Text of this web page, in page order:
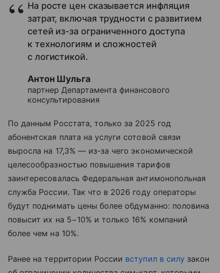
На росте цен сказывается инфляция
затрат, включая трудности с развитием
сетей из-за ограниченного доступа
к технологиям и сложностей
с логистикой.
Антон Шульга
партнер Департамента финансового
консультирования
По данным Росстата, только за 2025 год
абонентская плата на услуги сотовой связи
выросла на 17,3% — из-за чего экономической
целесообразностью повышения тарифов
заинтересовалась Федеральная антимонопольная
служба России. Так что в 2026 году операторы
будут поднимать цены более обдуманно: половина
повысит их на 5−10% и только 16% компаний
более чем на 10%.
Ранее на территории России вступил в силу закон